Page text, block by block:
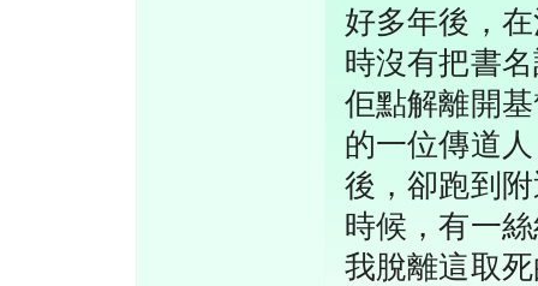
好多年後，
時沒有把書
佢點解離開
的一位傳道
後，卻跑到
時候，有一
我脫離這取